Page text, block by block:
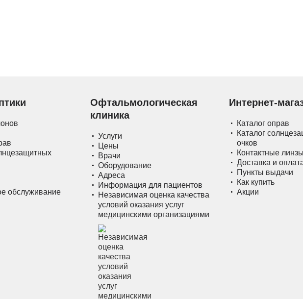
обслуживание
Офтальмологическая
клиника
Услуги
Цены
Врачи
Оборудование
Адреса
Информация для пациентов
Независимая оценка качества
условий оказания услуг
медицинскими организациями
Интернет-
Каталог оправ
Каталог
очков
Контактные линзы
Доставка и
Пункты выдачи
Как купить
Акции